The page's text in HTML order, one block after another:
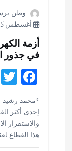
وطن
أغسطس 5, 2026
أزمة
في جذور
F
e
b
o
*محمد رشيد
إحدى أكثر
والاستقرار
هذا القطاع
اختتام ورشة
أغسطس 3, 2026